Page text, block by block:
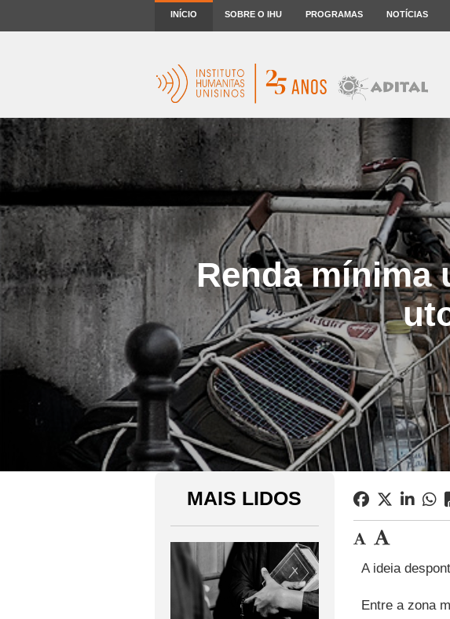
INÍCIO SOBRE O IHU PROGRAMAS NOTÍCIAS
Renda mínima
MAIS LIDOS
A ideia
Entre a zona